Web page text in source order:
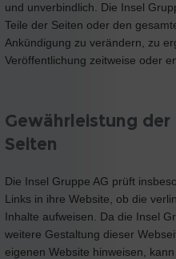
und unverbindlich. Die Insel
Teile der Seiten oder den
Ankündigung zu verändern, zu
Veröffentlichung zeitweise oder
Gewährleistung der
Seiten
Die Insel Gruppe AG prüft
Links in ihre Website, ob die
Inhalte aufweisen. Da die Insel
weitere Gestaltung dieser
eigenen Website hinweisen,